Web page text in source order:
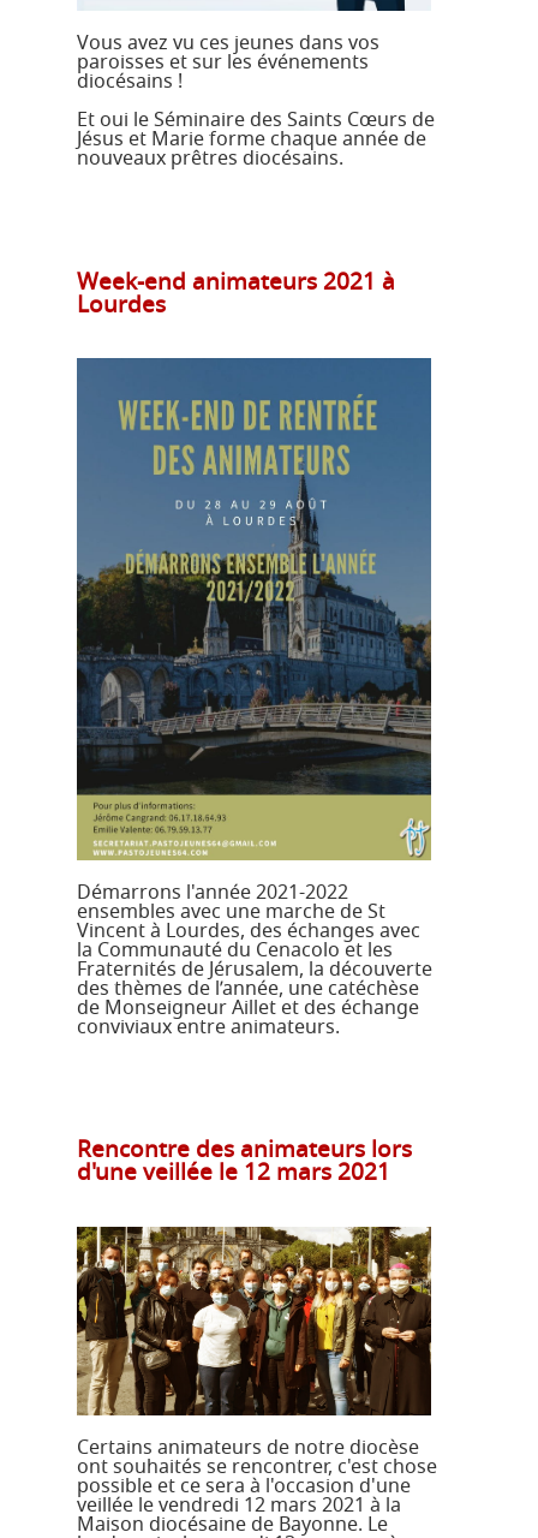
Vous avez vu ces jeunes dans vos
paroisses et sur les événements
diocésains !
Et oui le Séminaire des Saints Cœurs de
Jésus et Marie forme chaque année de
nouveaux prêtres diocésains.
Week-end animateurs 2021 à
Lourdes
Démarrons l'année 2021-2022
ensembles avec une marche de St
Vincent à Lourdes, des échanges avec
la Communauté du Cenacolo et les
Fraternités de Jérusalem, la découverte
des thèmes de l’année, une catéchèse
de Monseigneur Aillet et des échange
conviviaux entre animateurs.
Rencontre des animateurs lors
d'une veillée le 12 mars 2021
Certains animateurs de notre diocèse
ont souhaités se rencontrer, c'est chose
possible et ce sera à l'occasion d'une
veillée le vendredi 12 mars 2021 à la
Maison diocésaine de Bayonne. Le